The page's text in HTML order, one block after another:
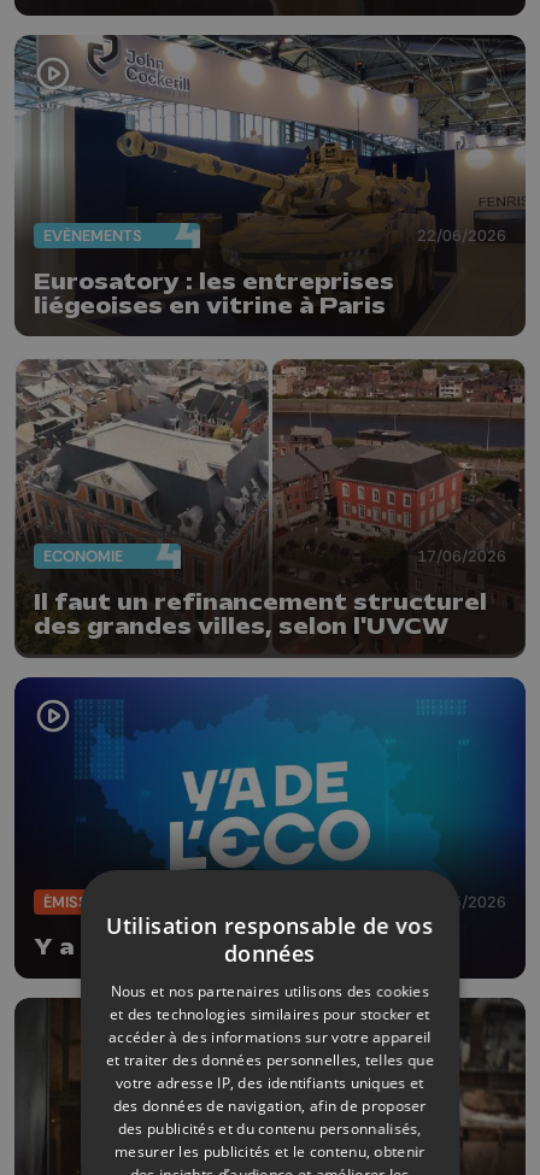
EVÈNEMENTS 22/06/2026
Eurosatory : les entreprises
liégeoises en vitrine à Paris
ECONOMIE 17/06/2026
Il faut un refinancement structurel
des grandes villes, selon l'UVCW
ÉMISSIONS 27/05/2026
Y a de l'Eco
Utilisation responsable de vos
données
Nous et nos partenaires utilisons des cookies
et des technologies similaires pour stocker et
accéder à des informations sur votre appareil
et traiter des données personnelles, telles que
votre adresse IP, des identifiants uniques et
des données de navigation, afin de proposer
des publicités et du contenu personnalisés,
mesurer les publicités et le contenu, obtenir